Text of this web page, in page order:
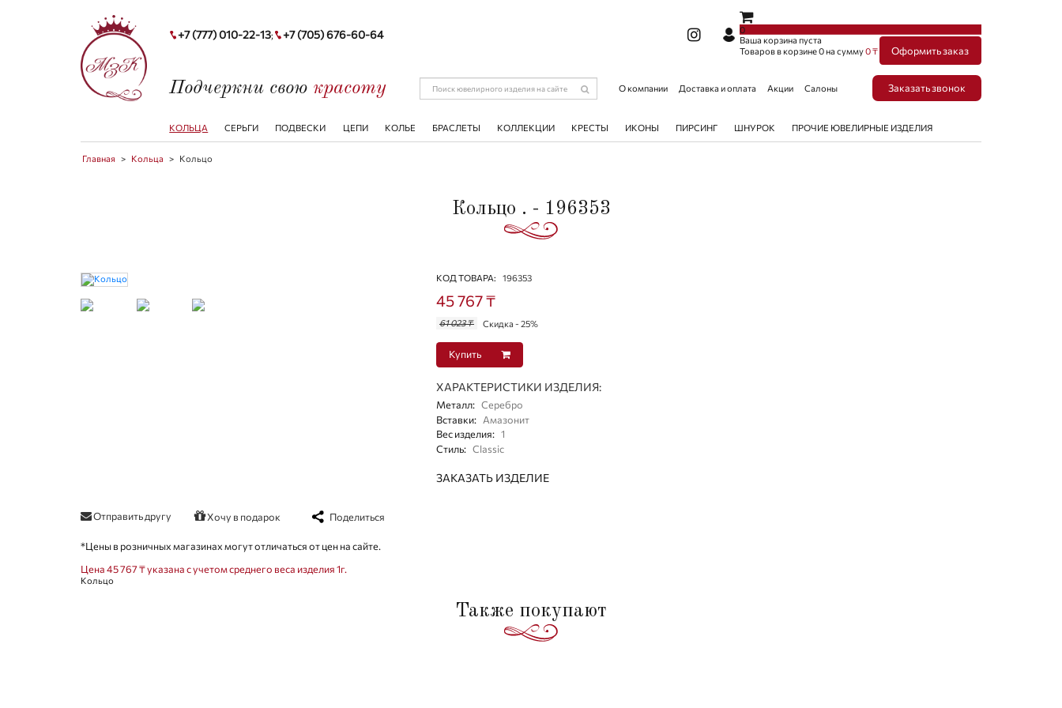
+7 (777) 010-22-13; +7 (705) 676-60-64
0
Ваша корзина пуста
Товаров в корзине0на сумму0 ₸ Оформить заказ
Подчеркни свою красоту О компании Доставка и оплата Акции Салоны Заказать звонок
КОЛЬЦА СЕРЬГИ ПОДВЕСКИ ЦЕПИ КОЛЬЕ БРАСЛЕТЫ КОЛЛЕКЦИИ КРЕСТЫ ИКОНЫ ПИРСИНГ ШНУРОК ПРОЧИЕ ЮВЕЛИРНЫЕ ИЗДЕЛИЯ
Главная > Кольца > Кольцо
Кольцо . - 196353
КОД ТОВАРА: 196353
45 767 ₸
61 023 ₸ Скидка - 25%
Купить
ХАРАКТЕРИСТИКИ ИЗДЕЛИЯ:
Металл: Серебро
Вставки: Амазонит
Вес изделия: 1
Стиль: Classic
ЗАКАЗАТЬ ИЗДЕЛИЕ
Отправить другу Хочу в подарок Поделиться
*Цены в розничных магазинах могут отличаться от цен на сайте.
Цена 45 767 ₸ указана с учетом среднего веса изделия 1г.
Кольцо
Также покупают